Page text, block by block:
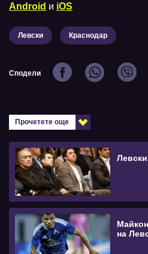
Android и iOS
Левски Краснодар
Сподели
Прочетете още
на